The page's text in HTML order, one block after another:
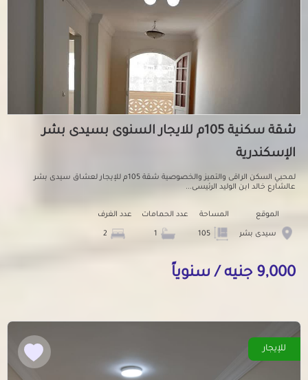
شقة سكنية 105م للايجار السنوى بسيدى بشر
الإسكندرية
لمحبي السكن الراقى والتميز والخصوصية شقة 105م للإيجار لعشاق سيدى بشر
عالشارع خالد ابن الوليد الرئيسى...
الموقع
سيدى بشر
المساحة عدد الحمامات عدد الغرف
9,000 جنيه / سنوياً
للإيجار